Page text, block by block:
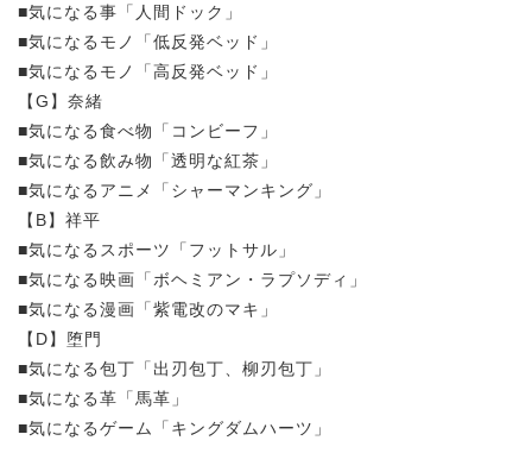
■気になる事「人間ドック」
■気になるモノ「低反発ベッド」
■気になるモノ「高反発ベッド」
【G】奈緒
■気になる食べ物「コンビーフ」
■気になる飲み物「透明な紅茶」
■気になるアニメ「シャーマンキング」
【B】祥平
■気になるスポーツ「フットサル」
■気になる映画「ボヘミアン・ラプソディ」
■気になる漫画「紫電改のマキ」
【D】堕門
■気になる包丁「出刃包丁、柳刃包丁」
■気になる革「馬革」
■気になるゲーム「キングダムハーツ」